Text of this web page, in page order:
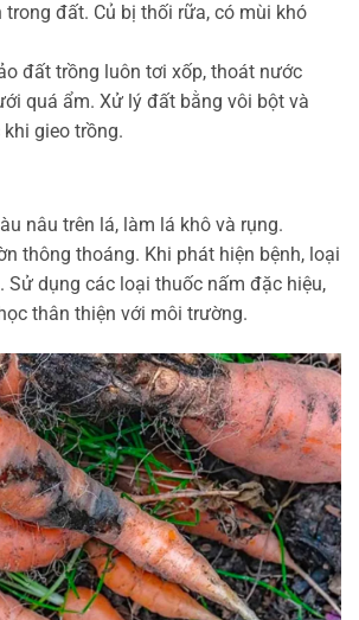
trong đất. Củ bị thối rữa, có mùi khó
đất trồng luôn tơi xốp, thoát nước
quá ẩm. Xử lý đất bằng vôi bột và
gieo trồng.
nâu trên lá, làm lá khô và rụng.
thông thoáng. Khi phát hiện bệnh, loại
Sử dụng các loại thuốc nấm đặc hiệu,
thân thiện với môi trường.